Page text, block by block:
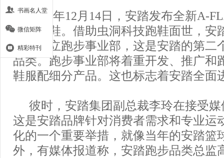
2018年12月14日，安踏发布全新A-
虫洞跑鞋。借助虫洞科技跑鞋面世，安
品牌成立跑步事业部，这是安踏的第二
品类。跑步事业部将着重开发、推广和
鞋服配细分产品。这也标志着安踏全面
彼时，安踏集团副总裁李玲在接受
这是安踏品牌针对消费者需求和专业运
化的一个重要举措，就像当年的安踏篮
外，有媒体报道称，安踏跑步品类总监
书画名人堂
微信矩阵
精彩特刊